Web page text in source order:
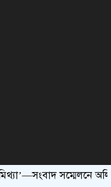
অলিউর রহমান খা